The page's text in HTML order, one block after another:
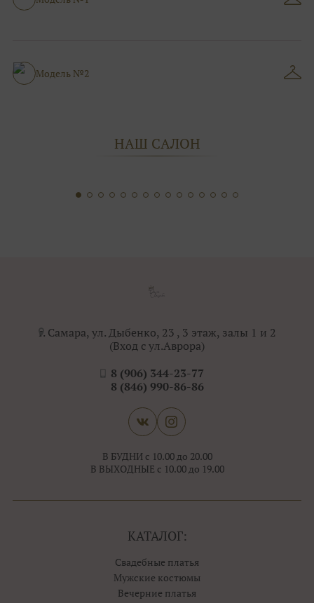
Модель №2
НАШ САЛОН
г. Самара, ул. Дыбенко, 23 , 3 этаж, залы 1 и 2
(Вход с ул.Аврора)
8 (906) 344-23-77
8 (846) 990-86-86
В БУДНИ с 10.00 до 20.00
В ВЫХОДНЫЕ с 10.00 до 19.00
КАТАЛОГ:
Свадебные платья
Мужские костюмы
Вечерние платья